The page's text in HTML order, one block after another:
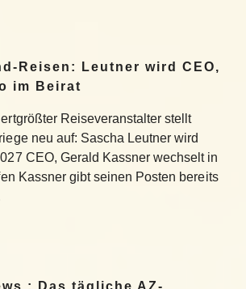
Reisen: Leutner wird CEO,
im Beirat
Reiseveranstalter stellt
neu auf: Sascha Leutner wird
CEO, Gerald Kassner wechselt in
Kassner gibt seinen Posten bereits
: Das tägliche AZ-